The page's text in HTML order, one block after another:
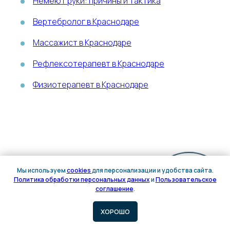
Вертебролог в Краснодаре
Массажист в Краснодаре
Рефлексотерапевт в Краснодаре
Физиотерапевт в Краснодаре
Мы используемcookiesдля персонализации и удобства сайта.
Политика обработки персональных данныхиПользовательское
соглашение.
ХОРОШО
Онлайн